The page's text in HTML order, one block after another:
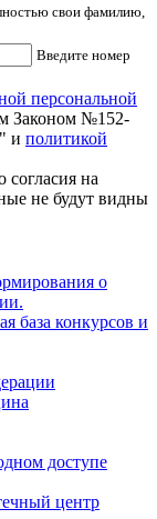
свои фамилию,
Введите номер
персональной
Законом №152-
и политикой
на
не будут видны